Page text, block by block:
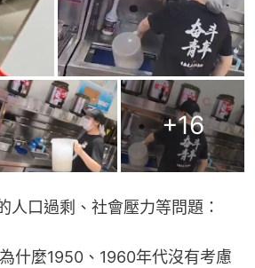
+16
人口過剩、社會壓力等問題：
什麼1950、1960年代沒有考慮